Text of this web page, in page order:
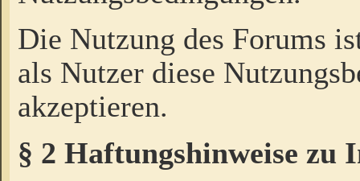
Die Nutzung des Forums
als Nutzer diese
akzeptieren.
§ 2 Haftungshinweise zu